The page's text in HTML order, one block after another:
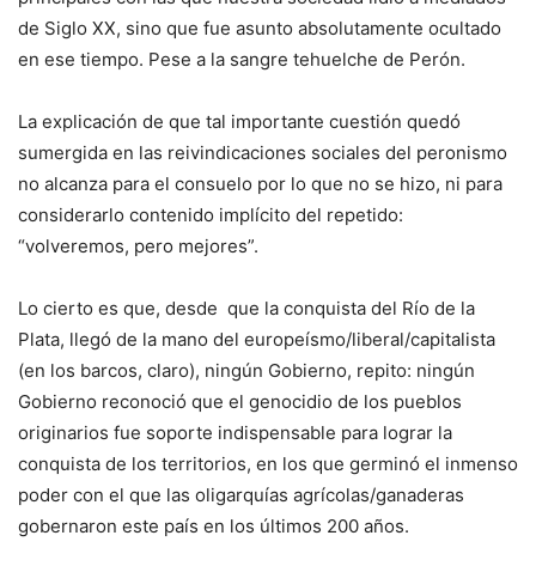
de Siglo XX, sino que fue asunto absolutamente ocultado
en ese tiempo. Pese a la sangre tehuelche de Perón.
La explicación de que tal importante cuestión quedó
sumergida en las reivindicaciones sociales del peronismo
no alcanza para el consuelo por lo que no se hizo, ni para
considerarlo contenido implícito del repetido:
“volveremos, pero mejores”.
Lo cierto es que, desde que la conquista del Río de la
Plata, llegó de la mano del europeísmo/liberal/capitalista
(en los barcos, claro), ningún Gobierno, repito: ningún
Gobierno reconoció que el genocidio de los pueblos
originarios fue soporte indispensable para lograr la
conquista de los territorios, en los que germinó el inmenso
poder con el que las oligarquías agrícolas/ganaderas
gobernaron este país en los últimos 200 años.